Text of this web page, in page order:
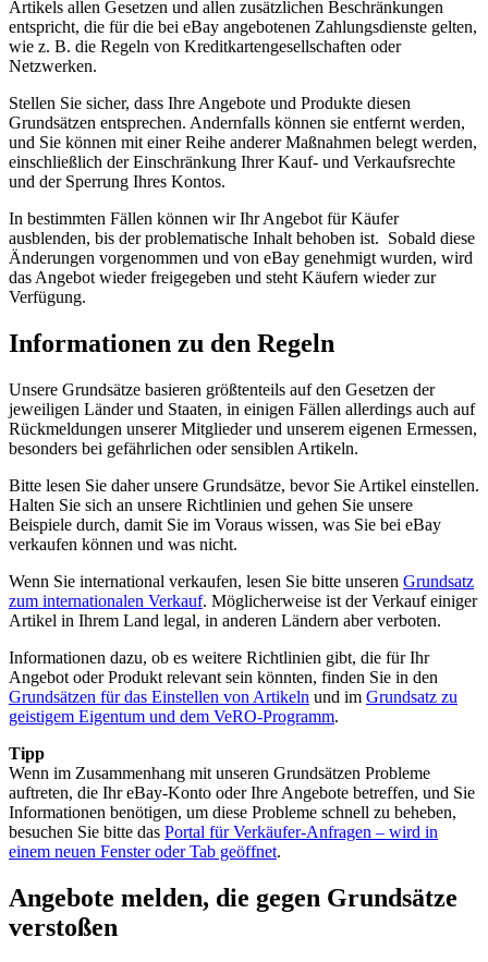
Artikels allen Gesetzen und allen zusätzlichen Beschränkungen
entspricht, die für die bei eBay angebotenen Zahlungsdienste gelten,
wie z. B. die Regeln von Kreditkartengesellschaften oder
Netzwerken.
Stellen Sie sicher, dass Ihre Angebote und Produkte diesen
Grundsätzen entsprechen. Andernfalls können sie entfernt werden,
und Sie können mit einer Reihe anderer Maßnahmen belegt werden,
einschließlich der Einschränkung Ihrer Kauf- und Verkaufsrechte
und der Sperrung Ihres Kontos.
In bestimmten Fällen können wir Ihr Angebot für Käufer
ausblenden, bis der problematische Inhalt behoben ist. Sobald diese
Änderungen vorgenommen und von eBay genehmigt wurden, wird
das Angebot wieder freigegeben und steht Käufern wieder zur
Verfügung.
Informationen zu den Regeln
Unsere Grundsätze basieren größtenteils auf den Gesetzen der
jeweiligen Länder und Staaten, in einigen Fällen allerdings auch auf
Rückmeldungen unserer Mitglieder und unserem eigenen Ermessen,
besonders bei gefährlichen oder sensiblen Artikeln.
Bitte lesen Sie daher unsere Grundsätze, bevor Sie Artikel einstellen.
Halten Sie sich an unsere Richtlinien und gehen Sie unsere
Beispiele durch, damit Sie im Voraus wissen, was Sie bei eBay
verkaufen können und was nicht.
Wenn Sie international verkaufen, lesen Sie bitte unseren Grundsatz
zum internationalen Verkauf. Möglicherweise ist der Verkauf einiger
Artikel in Ihrem Land legal, in anderen Ländern aber verboten.
Informationen dazu, ob es weitere Richtlinien gibt, die für Ihr
Angebot oder Produkt relevant sein könnten, finden Sie in den
Grundsätzen für das Einstellen von Artikeln und im Grundsatz zu
geistigem Eigentum und dem VeRO-Programm.
Tipp
Wenn im Zusammenhang mit unseren Grundsätzen Probleme
auftreten, die Ihr eBay-Konto oder Ihre Angebote betreffen, und Sie
Informationen benötigen, um diese Probleme schnell zu beheben,
besuchen Sie bitte das Portal für Verkäufer-Anfragen – wird in
einem neuen Fenster oder Tab geöffnet.
Angebote melden, die gegen Grundsätze
verstoßen